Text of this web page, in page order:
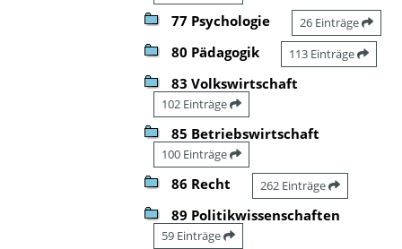
77 Psychologie 26 Einträge
80 Pädagogik 113 Einträge
83 Volkswirtschaft
102 Einträge
85 Betriebswirtschaft
100 Einträge
86 Recht 262 Einträge
89 Politikwissenschaften
59 Einträge